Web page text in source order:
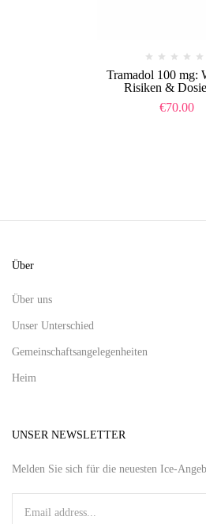
Tramadol 100 mg:
Risiken &
€70.00
Über
Über uns
Unser Unterschied
Gemeinschaftsangelegenheiten
Heim
UNSER NEWSLETTER
Melden Sie sich für die neuesten Ice-